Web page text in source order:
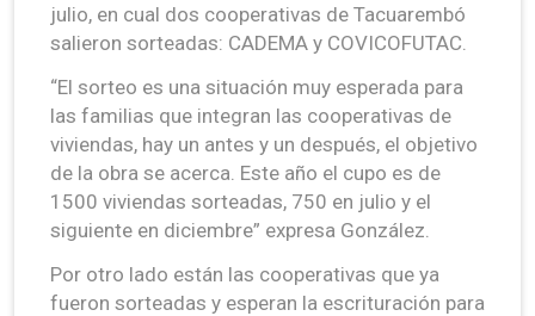
julio, en cual dos cooperativas de Tacuarembó
salieron sorteadas: CADEMA y COVICOFUTAC.
“El sorteo es una situación muy esperada para
las familias que integran las cooperativas de
viviendas, hay un antes y un después, el objetivo
de la obra se acerca. Este año el cupo es de
1500 viviendas sorteadas, 750 en julio y el
siguiente en diciembre” expresa González.
Por otro lado están las cooperativas que ya
fueron sorteadas y esperan la escrituración para